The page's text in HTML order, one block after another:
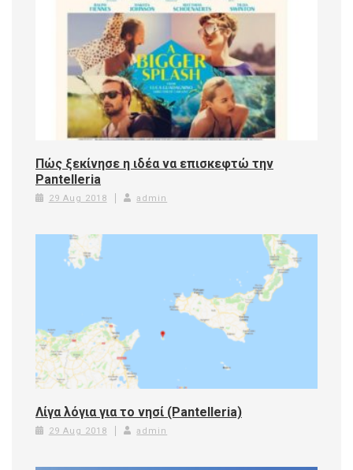
Πώς ξεκίνησε η ιδέα να επισκεφτώ την
Pantelleria
29 Aug 2018 admin
Λίγα λόγια για το νησί (Pantelleria)
29 Aug 2018 admin